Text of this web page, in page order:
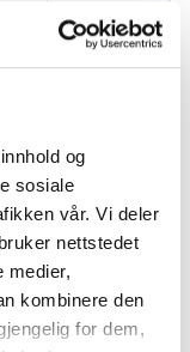
og
sosiale
vår. Vi deler
nettstedet
medier,
kombinere den
for dem,
KUSK
Helena
Camilla
Larsen
Kristoffer
Stordal
Andrea
Sletsjø